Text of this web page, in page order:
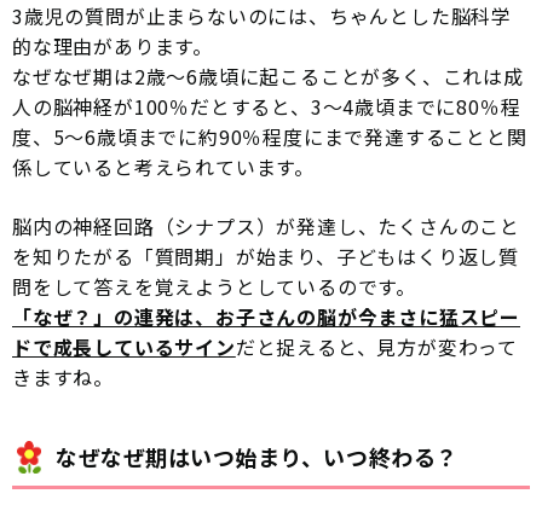
3歳児の質問が止まらないのには、ちゃんとした脳科学
的な理由があります。
なぜなぜ期は2歳〜6歳頃に起こることが多く、これは成
人の脳神経が100％だとすると、3〜4歳頃までに80％程
度、5〜6歳頃までに約90％程度にまで発達することと関
係していると考えられています。
脳内の神経回路（シナプス）が発達し、たくさんのこと
を知りたがる「質問期」が始まり、子どもはくり返し質
問をして答えを覚えようとしているのです。
「なぜ？」の連発は、お子さんの脳が今まさに猛スピー
ドで成長しているサインだと捉えると、見方が変わって
きますね。
なぜなぜ期はいつ始まり、いつ終わる？